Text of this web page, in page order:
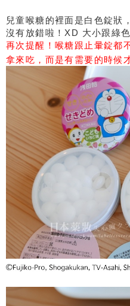
兒童喉糖的裡面是白色錠狀
沒有放錯啦！XD 大小跟綠
再次提醒！喉糖跟止暈錠都
拿來吃，而是有需要的時候